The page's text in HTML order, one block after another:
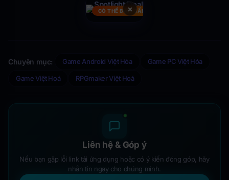
×
CÓ THỂ BẠN CẦN
Chuyên mục: Game Android Việt Hóa Game PC Việt Hóa
Game Việt Hoá RPGmaker Việt Hoá
Liên hệ & Góp ý
Nếu bạn gặp lỗi link tải ứng dụng hoặc có ý kiến đóng góp, hãy
nhắn tin ngay cho chúng mình.